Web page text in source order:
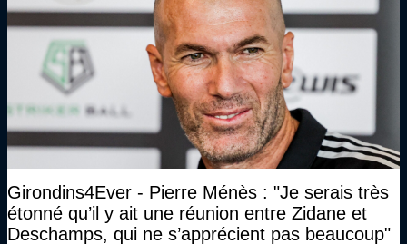
Girondins4Ever - Pierre Ménès : "Je serais très
étonné qu’il y ait une réunion entre Zidane et
Deschamps, qui ne s’apprécient pas beaucoup"